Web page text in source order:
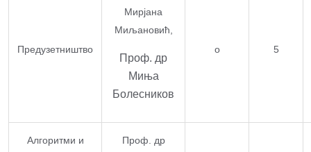
Предузетништво
Мирјана
Миљановић,
Проф. др
Миња
Болесников
o 5
Алгоритми и Проф. др